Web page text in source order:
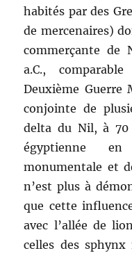
habités par des
de mercenaires)
commerçante de
a.C.,
Deuxième Guerre
conjointe de
delta du Nil, à 70
égyptienne en
monumentale et
n’est plus à
que cette
avec l’allée de
celles des